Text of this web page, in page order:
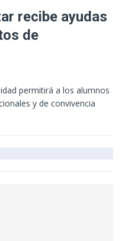
recibe ayudas
de
permitirá a los alumnos
y de convivencia